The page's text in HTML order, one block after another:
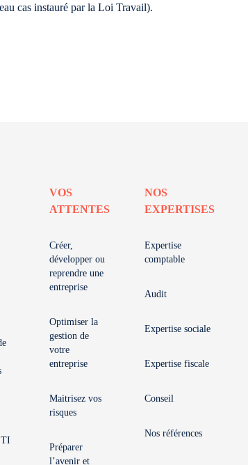
cas instauré par la Loi Travail).
VOS
ATTENTES
Créer,
développer ou
reprendre une
entreprise
Optimiser la
gestion de
votre
entreprise
Maitrisez vos
risques
Préparer
l’avenir et
NOS
EXPERTISES
Expertise
comptable
Audit
Expertise sociale
Expertise fiscale
Conseil
Nos références